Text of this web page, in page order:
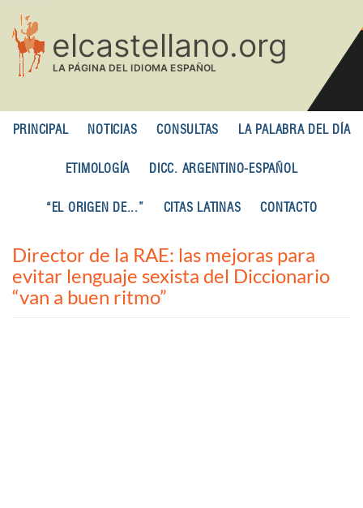
contenido
principal
PRINCIPAL NOTICIAS CONSULTAS LA PALABRA DEL DÍA
ETIMOLOGÍA DICC. ARGENTINO-ESPAÑOL
“EL ORIGEN DE...” CITAS LATINAS CONTACTO
Director de la RAE: las mejoras para
evitar lenguaje sexista del Diccionario
“van a buen ritmo”